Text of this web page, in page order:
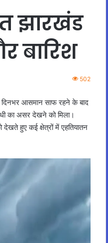
झारखंड
बारिश
502
दिनभर आसमान साफ रहने के बाद
का असर देखने को मिला।
हुए कई क्षेत्रों में एहतियातन